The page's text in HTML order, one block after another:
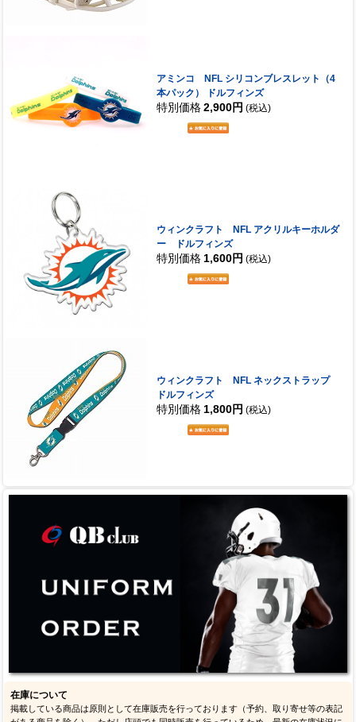
アミンコ NFL シリコンブレスレット（4
本パック） ドルフィンズ
特別価格 2,900円 (税込)
ウィンクラフト NFL アクリルキーホルダ
ー ドルフィンズ
特別価格 1,600円 (税込)
ウィンクラフト NFL ネックストラップ
ドルフィンズ
特別価格 1,800円 (税込)
在庫について
掲載している商品は原則として在庫販売を行っております（予約、取り寄せ等の表記